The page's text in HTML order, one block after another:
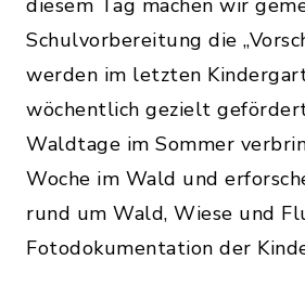
diesem Tag machen wir
Schulvorbereitung die
werden im letzten
wöchentlich gezielt
Waldtage im Sommer
Woche im Wald und
rund um Wald, Wiese und
Fotodokumentation der